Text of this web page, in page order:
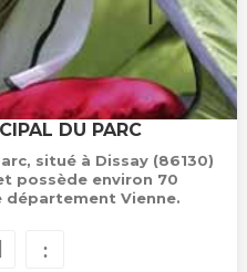
DU PARC
situé à Dissay (86130)
possède environ 70
département Vienne.